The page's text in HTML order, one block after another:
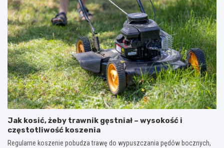
Jak kosić, żeby trawnik gęstniał – wysokość i
częstotliwość koszenia
Regularne koszenie pobudza trawę do wypuszczania pędów bocznych,